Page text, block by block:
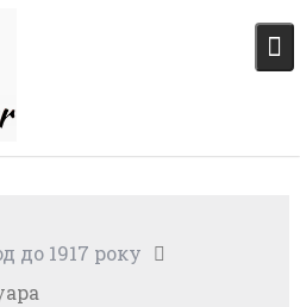
до 1917 року